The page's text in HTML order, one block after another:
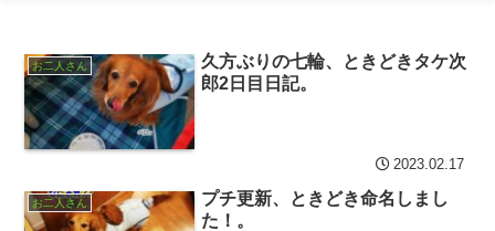
お二人さん
久方ぶりの七輪、ときどきタケ次
郎2日目日記。
2023.02.17
お二人さん
プチ更新、ときどき命名しまし
た！。